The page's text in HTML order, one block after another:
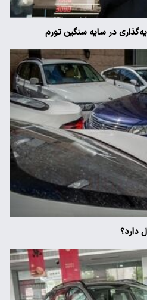
در سایه سنگین تورم
دارد؟